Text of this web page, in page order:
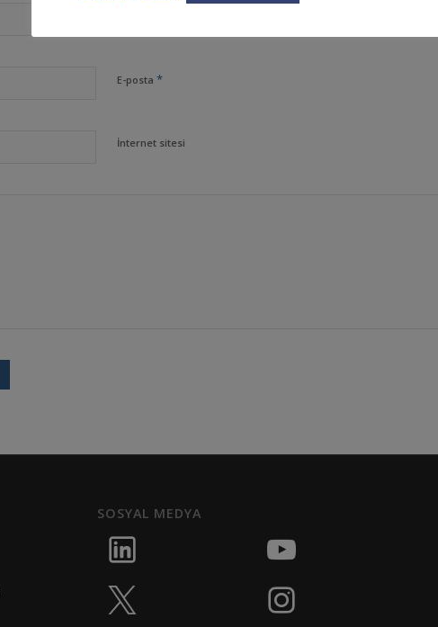
E-posta *
İnternet sitesi
SOSYAL MEDYA